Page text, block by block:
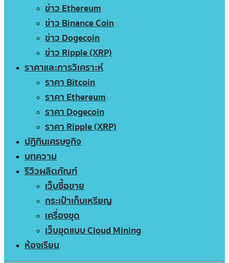
ข่าว Ethereum
ข่าว Binance Coin
ข่าว Dogecoin
ข่าว Ripple (XRP)
ราคาและการวิเคราะห์
ราคา Bitcoin
ราคา Ethereum
ราคา Dogecoin
ราคา Ripple (XRP)
ปฏิทินเศรษฐกิจ
บทความ
รีวิวผลิตภัณฑ์
เว็บซื้อขาย
กระเป๋าเก็บเหรียญ
เครื่องขุด
เว็บขุดแบบ Cloud Mining
ห้องเรียน